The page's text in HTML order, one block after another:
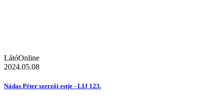
LátóOnline
2024.05.08
Nádas Péter szerzői estje - LIJ 123.